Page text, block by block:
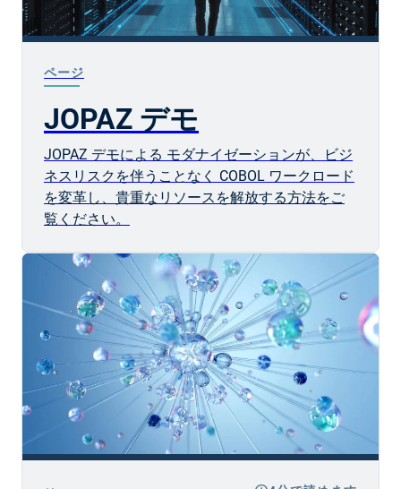
ページ
JOPAZ デモ
JOPAZ デモによる モダナイゼーションが、ビジ
ネスリスクを伴うことなく COBOL ワークロード
を変革し、貴重なリソースを解放する方法をご
覧ください。